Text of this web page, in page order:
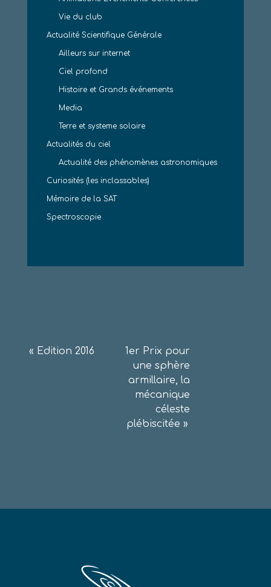
Vie du club
Actualité Scientifique Générale
Ailleurs sur internet
Ciel profond
Histoire et Grands événements
Media
Terre et systeme solaire
Actualités du ciel
Actualité des phénomènes astronomiques
Curiosités (les inclassables)
Mémoire de la SAT
Spectroscopie
Navigation
« Edition 2016
1er Prix pour
une sphère
armillaire, la
mécanique
céleste
plébiscitée »